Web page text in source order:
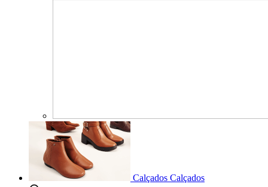
Calçados Calçados